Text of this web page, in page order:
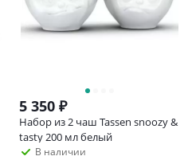
5 350₽
Набор из 2 чаш Tassen snoozy &
tasty 200 мл белый
В наличии